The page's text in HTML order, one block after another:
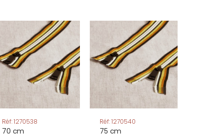
Réf: 1270538
70 cm
Réf: 1270540
75 cm